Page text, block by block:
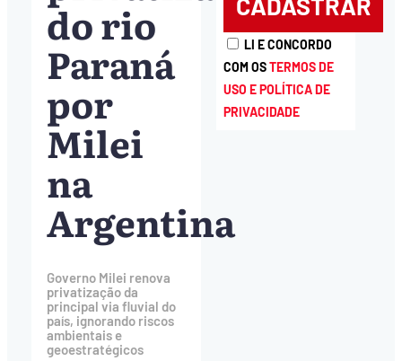
do rio
Paraná
por
Milei
na
Argentina
Governo Milei renova
privatização da
principal via fluvial do
país, ignorando riscos
ambientais e
geoestratégicos
LI E CONCORDO
COM OSTERMOS DE
USO E POLÍTICA DE
PRIVACIDADE